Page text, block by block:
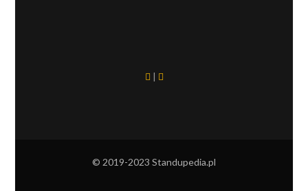
|
© 2019-2023 Standupedia.pl